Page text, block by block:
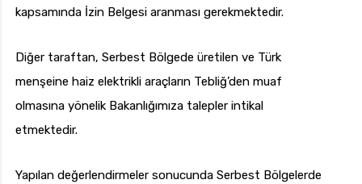
kapsamında İzin Belgesi aranması gerekmektedir.
Diğer taraftan, Serbest Bölgede üretilen ve Türk
menşeine haiz elektrikli araçların Tebliğ’den muaf
olmasına yönelik Bakanlığımıza talepler intikal
etmektedir.
Yapılan değerlendirmeler sonucunda Serbest Bölgelerde